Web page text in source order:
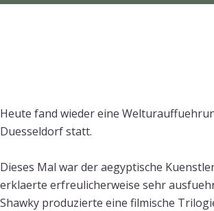
Heute fand wieder eine
Duesseldorf statt.
Dieses Mal war der aegyptische
erklaerte erfreulicherweise sehr
Shawky produzierte eine filmische